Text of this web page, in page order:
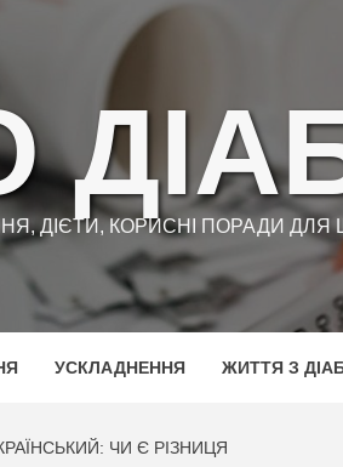
ДІЄТИ, КОРИСНІ ПОРАДИ
УСКЛАДНЕННЯ ЖИТТЯ З
ЧИ Є РІЗНИЦЯ